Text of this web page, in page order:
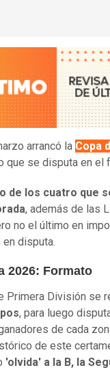
arrancó la Copa
que se disputa en el
de los cuatro que
, además de las
no el último en
disputa.
2026: Formato
Primera División se
, para luego
de cada
de este
'olvida' a la B, la